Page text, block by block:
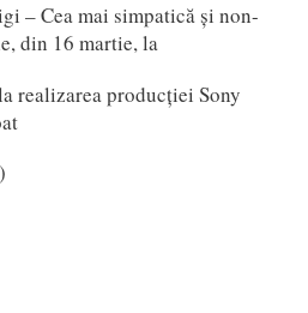
– Cea mai simpatică și non-
din 16 martie, la
realizarea producției Sony